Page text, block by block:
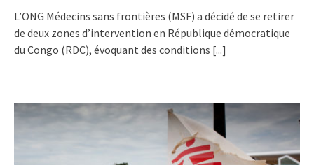
L’ONG Médecins sans frontières (MSF) a décidé de se retirer
de deux zones d’intervention en République démocratique
du Congo (RDC), évoquant des conditions [...]